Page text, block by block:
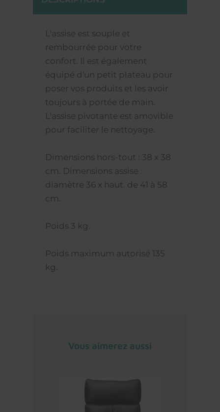
L'assise est souple et
rembourrée pour votre
confort. Il est également
équipé d'un petit plateau pour
poser vos produits et les avoir
toujours à portée de main.
L'assise pivotante est amovible
pour faciliter le nettoyage.
Dimensions hors-tout : 38 x 38
cm. Dimensions assise :
diamètre 36 x haut. de 41 à 58
cm.
Poids 3 kg.
Poids maximum autorisé 135
kg.
Vous aimerez aussi